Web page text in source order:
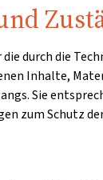
durch die
Inhalte,
Sie
zum Schutz